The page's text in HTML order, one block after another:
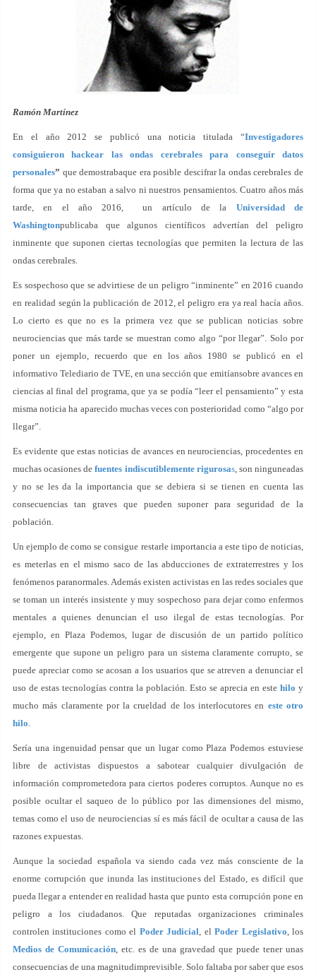
Ramón Martínez
En el año 2012 se publicó una noticia titulada “Investigadores
consiguieron hackear las ondas cerebrales para conseguir datos
personales” que demostrabaque era posible descifrar la ondas cerebrales de
forma que ya no estaban a salvo ni nuestros pensamientos. Cuatro años más
tarde, en el año 2016, un artículo de la Universidad de
Washingtonpublicaba que algunos científicos advertían del peligro
inminente que suponen ciertas tecnologías que permiten la lectura de las
ondas cerebrales.
Es sospechoso que se advirtiese de un peligro “inminente” en 2016 cuando
en realidad según la publicación de 2012, el peligro era ya real hacía años.
Lo cierto es que no es la primera vez que se publican noticias sobre
neurociencias que más tarde se muestran como algo “por llegar”. Solo por
poner un ejemplo, recuerdo que en los años 1980 se publicó en el
informativo Telediario de TVE, en una sección que emitíansobre avances en
ciencias al final del programa, que ya se podía “leer el pensamiento” y esta
misma noticia ha aparecido muchas veces con posterioridad como “algo por
llegar”.
Es evidente que estas noticias de avances en neurociencias, procedentes en
muchas ocasiones defuentes indiscutiblemente rigurosas, son ninguneadas
y no se les da la importancia que se debiera si se tienen en cuenta las
consecuencias tan graves que pueden suponer para seguridad de la
población.
Un ejemplo de como se consigue restarle importancia a este tipo de noticias,
es meterlas en el mismo saco de las abducciones de extraterrestres y los
fenómenos paranormales. Además existen activistas en las redes sociales que
se toman un interés insistente y muy sospechoso para dejar como enfermos
mentales a quienes denuncian el uso ilegal de estas tecnologías. Por
ejemplo, en Plaza Podemos, lugar de discusión de un partido político
emergente que supone un peligro para un sistema claramente corrupto, se
puede apreciar como se acosan a los usuarios que se atreven a denunciar el
uso de estas tecnologías contra la población. Esto se aprecia en este hilo y
mucho más claramente por la crueldad de los interlocutores en este otro
hilo.
Sería una ingenuidad pensar que un lugar como Plaza Podemos estuviese
libre de activistas dispuestos a sabotear cualquier divulgación de
información comprometedora para ciertos poderes corruptos. Aunque no es
posible ocultar el saqueo de lo público por las dimensiones del mismo,
temas como el uso de neurociencias sí es más fácil de ocultar a causa de las
razones expuestas.
Aunque la sociedad española va siendo cada vez más consciente de la
enorme corrupción que inunda las instituciones del Estado, es difícil que
pueda llegar a entender en realidad hasta que punto esta corrupción pone en
peligro a los ciudadanos. Que reputadas organizaciones criminales
controlen instituciones como el Poder Judicial, elPoder Legislativo, los
Medios de Comunicación, etc. es de una gravedad que puede tener unas
consecuencias de una magnitudimprevisible. Solo faltaba por saber que esos